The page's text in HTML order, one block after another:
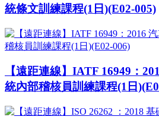
統條文訓練課程(1日)(E02-005)
【遠距連線】IATF 16949：
統內部稽核員訓練課程(1日